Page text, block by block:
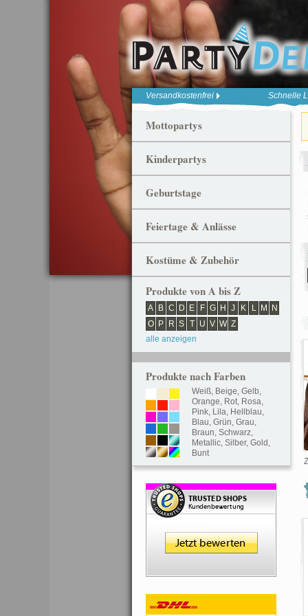
Versandkostenfrei Schnelle
Mottopartys
Kinderpartys
Geburtstage
Feiertage & Anlässe
Kostüme & Zubehör
Produkte von A bis Z
A B C D E F G H J K L M
N
O
P R S T U V W Z
alle anzeigen
Produkte nach Farben
Weiß, Beige, Gelb,
Orange, Rot, Rosa,
Pink, Lila, Hellblau,
Blau, Grün, Grau,
Braun, Schwarz,
Metallic, Silber, Gold ,
Bunt